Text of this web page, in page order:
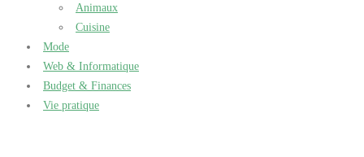
Animaux
Cuisine
Mode
Web & Informatique
Budget & Finances
Vie pratique